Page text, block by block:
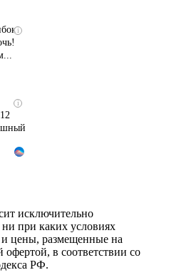
i
i
i
в
исключительно
при каких условиях
цены, размещенные на
в соответствии со
РФ.